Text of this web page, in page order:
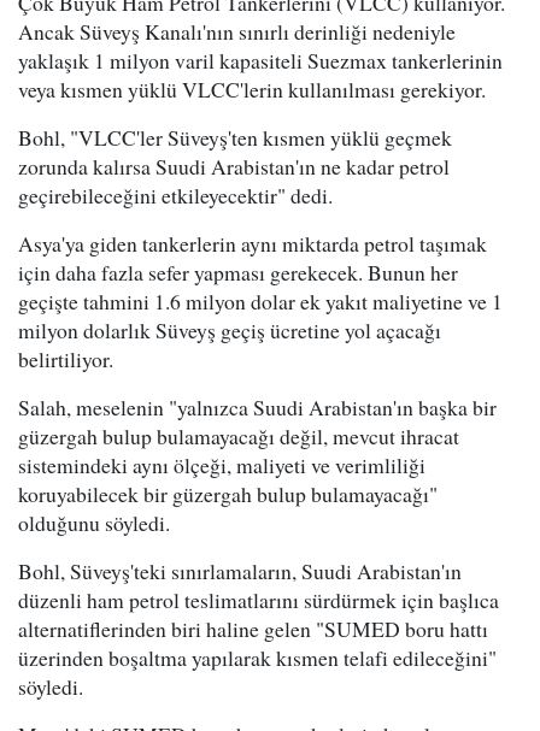
Ancak Süveyş Kanalı'nın sınırlı derinliği nedeniyle
yaklaşık 1 milyon varil kapasiteli Suezmax tankerlerinin
veya kısmen yüklü VLCC'lerin kullanılması gerekiyor.
Bohl, "VLCC'ler Süveyş'ten kısmen yüklü geçmek
zorunda kalırsa Suudi Arabistan'ın ne kadar petrol
geçirebileceğini etkileyecektir" dedi.
Asya'ya giden tankerlerin aynı miktarda petrol taşımak
için daha fazla sefer yapması gerekecek. Bunun her
geçişte tahmini 1.6 milyon dolar ek yakıt maliyetine ve 1
milyon dolarlık Süveyş geçiş ücretine yol açacağı
belirtiliyor.
Salah, meselenin "yalnızca Suudi Arabistan'ın başka bir
güzergah bulup bulamayacağı değil, mevcut ihracat
sistemindeki aynı ölçeği, maliyeti ve verimliliği
koruyabilecek bir güzergah bulup bulamayacağı"
olduğunu söyledi.
Bohl, Süveyş'teki sınırlamaların, Suudi Arabistan'ın
düzenli ham petrol teslimatlarını sürdürmek için başlıca
alternatiflerinden biri haline gelen "SUMED boru hattı
üzerinden boşaltma yapılarak kısmen telafi edileceğini"
söyledi.